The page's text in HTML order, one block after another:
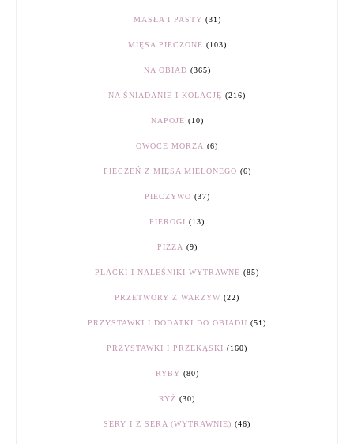
MASŁA I PASTY (31)
MIĘSA PIECZONE (103)
NA OBIAD (365)
NA ŚNIADANIE I KOLACJĘ (216)
NAPOJE (10)
OWOCE MORZA (6)
PIECZEŃ Z MIĘSA MIELONEGO (6)
PIECZYWO (37)
PIEROGI (13)
PIZZA (9)
PLACKI I NALEŚNIKI WYTRAWNE (85)
PRZETWORY Z WARZYW (22)
PRZYSTAWKI I DODATKI DO OBIADU (51)
PRZYSTAWKI I PRZEKĄSKI (160)
RYBY (80)
RYŻ (30)
SERY I Z SERA (WYTRAWNIE) (46)